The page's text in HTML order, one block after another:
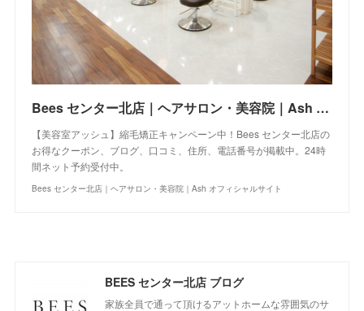
Bees センター北店｜ヘアサロン・美容院｜Ash オフィシャルサイト
【美容室アッシュ】縮毛矯正キャンペーン中！Bees センター北店の
お得なクーポン、ブログ、口コミ、住所、電話番号が掲載中。24時
間ネット予約受付中。
Bees センター北店｜ヘアサロン・美容院｜Ash オフィシャルサイト
BEES センター北店 ブログ
家族全員で通って頂けるアットホームな雰囲気のサ